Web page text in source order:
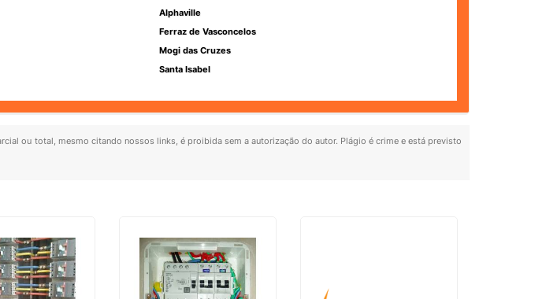
Alphaville
Ferraz de Vasconcelos
Mogi das Cruzes
Santa Isabel
ou total, mesmo citando nossos links, é proibida sem a autorização do autor. Plágio é crime e está previsto